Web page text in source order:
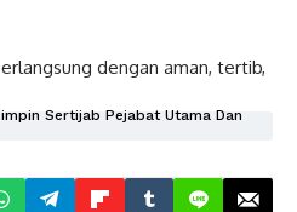
dengan aman, tertib,
Sertijab Pejabat Utama Dan